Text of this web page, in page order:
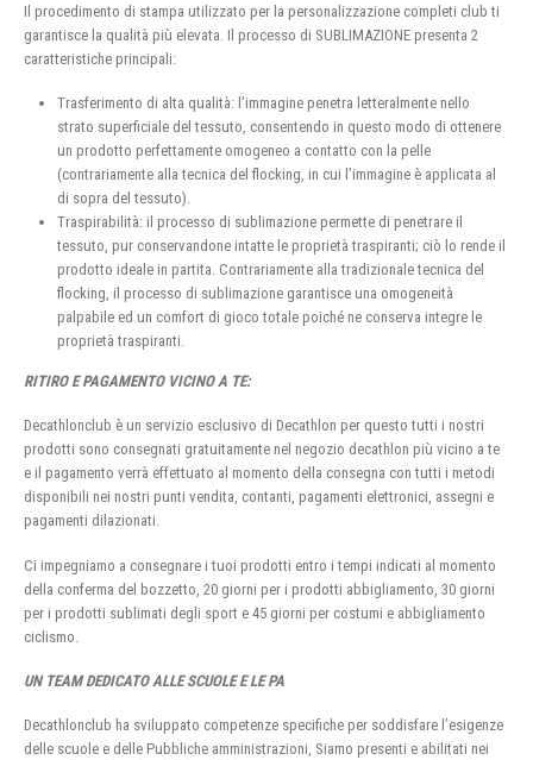
Il procedimento di stampa utilizzato per la personalizzazione completi club ti
garantisce la qualità più elevata. Il processo di SUBLIMAZIONE presenta 2
caratteristiche principali:
Trasferimento di alta qualità: l’immagine penetra letteralmente nello
strato superficiale del tessuto, consentendo in questo modo di ottenere
un prodotto perfettamente omogeneo a contatto con la pelle
(contrariamente alla tecnica del flocking, in cui l’immagine è applicata al
di sopra del tessuto).
Traspirabilità: il processo di sublimazione permette di penetrare il
tessuto, pur conservandone intatte le proprietà traspiranti; ciò lo rende il
prodotto ideale in partita. Contrariamente alla tradizionale tecnica del
flocking, il processo di sublimazione garantisce una omogeneità
palpabile ed un comfort di gioco totale poiché ne conserva integre le
proprietà traspiranti.
RITIRO E PAGAMENTO VICINO A TE:
Decathlonclub è un servizio esclusivo di Decathlon per questo tutti i nostri
prodotti sono consegnati gratuitamente nel negozio decathlon più vicino a te
e il pagamento verrà effettuato al momento della consegna con tutti i metodi
disponibili nei nostri punti vendita, contanti, pagamenti elettronici, assegni e
pagamenti dilazionati.
Ci impegniamo a consegnare i tuoi prodotti entro i tempi indicati al momento
della conferma del bozzetto, 20 giorni per i prodotti abbigliamento, 30 giorni
per i prodotti sublimati degli sport e 45 giorni per costumi e abbigliamento
ciclismo.
UN TEAM DEDICATO ALLE SCUOLE E LE PA
Decathlonclub ha sviluppato competenze specifiche per soddisfare l’esigenze
delle scuole e delle Pubbliche amministrazioni, Siamo presenti e abilitati nei